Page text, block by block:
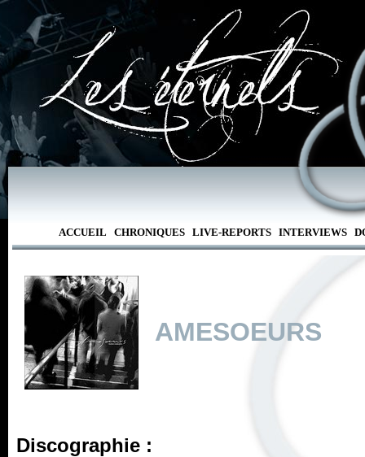
ACCUEIL CHRONIQUES LIVE-REPORTS INTERVIEWS
AMESOEURS
Discographie :